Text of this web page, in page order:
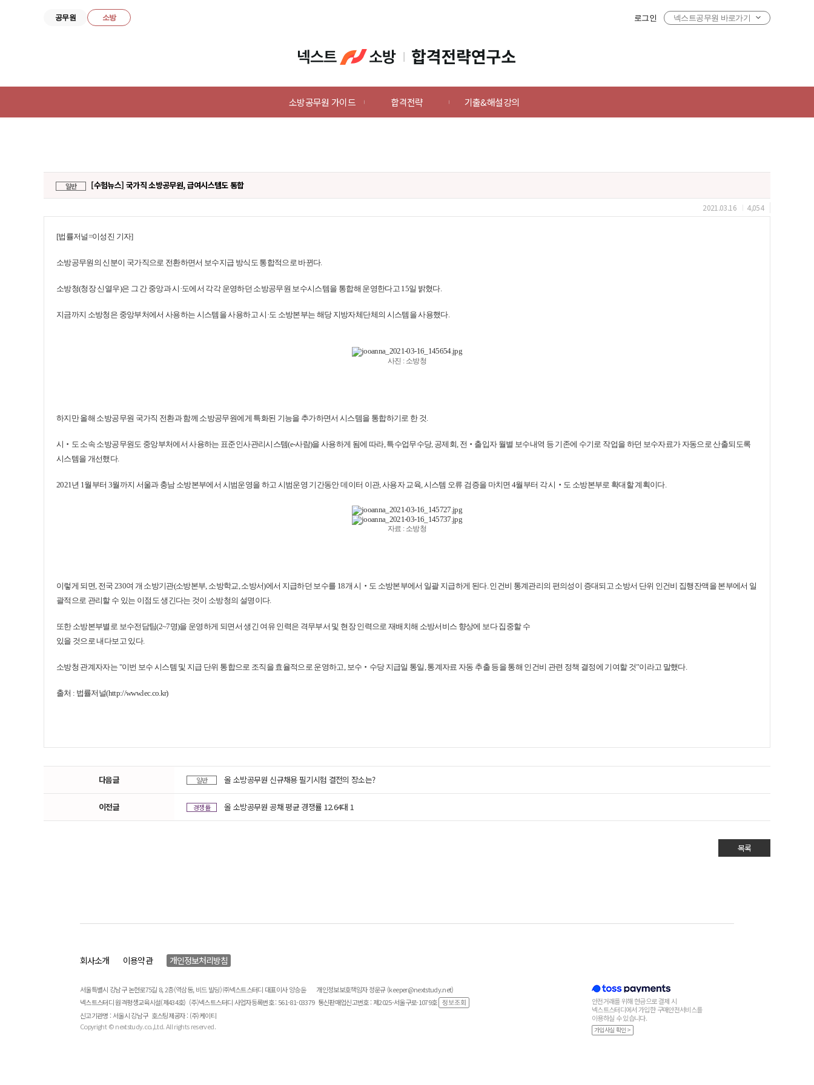
공무원 소방 로그인 넥스트공무원 바로가기
트
소방공무원 가이드 합격전략 기출&해설강의
일반 [수험뉴스] 국가직 소방공무원, 급여시스템도 통합
2021.03.16 4,054
[법률저널=이성진 기자]
소방공무원의 신분이 국가직으로 전환하면서 보수지급 방식도 통합적으로 바뀐다.
소방청(청장 신열우)은 그 간 중앙과 시·도에서 각각 운영하던 소방공무원 보수시스템을 통합해 운영한다고 15일 밝혔다.
지금까지 소방청은 중앙부처에서 사용하는 시스템을 사용하고 시·도 소방본부는 해당 지방자체단체의 시스템을 사용했다.
사진 : 소방청
하지만 올해 소방공무원 국가직 전환과 함께 소방공무원에게 특화된 기능을 추가하면서 시스템을 통합하기로 한 것.
시‧도 소속 소방공무원도 중앙부처에서 사용하는 표준인사관리시스템(e-사람)을 사용하게 됨에 따라, 특수업무수당, 공제회, 전‧출입자 월별 보수내역 등 기존에 수기로 작업을 하던 보수자료가 자동으로 산출되도록
시스템을 개선했다.
2021년 1월부터 3월까지 서울과 충남 소방본부에서 시범운영을 하고 시범운영 기간동안 데이터 이관, 사용자 교육, 시스템 오류 검증을 마치면 4월부터 각 시‧도 소방본부로 확대할 계획이다.
자료 : 소방청
이렇게 되면, 전국 230여 개 소방기관(소방본부, 소방학교, 소방서)에서 지급하던 보수를 18개 시‧도 소방본부에서 일괄 지급하게 된다. 인건비 통계관리의 편의성이 증대되고 소방서 단위 인건비 집행잔액을 본부에서 일
괄적으로 관리할 수 있는 이점도 생긴다는 것이 소방청의 설명이다.
또한 소방본부별로 보수전담팀(2~7명)을 운영하게 되면서 생긴 여유 인력은 격무부서 및 현장 인력으로 재배치해 소방서비스 향상에 보다 집중할 수
있을 것으로 내다보고 있다.
소방청 관계자자는 "이번 보수 시스템 및 지급 단위 통합으로 조직을 효율적으로 운영하고, 보수‧수당 지급일 통일, 통계자료 자동 추출 등을 통해 인건비 관련 정책 결정에 기여할 것”이라고 말했다.
출처 : 법률저널(http://www.lec.co.kr)
다음글 일반 올 소방공무원 신규채용 필기시험 결전의 장소는?
이전글 경쟁률 올 소방공무원 공채 평균 경쟁률 12.64대 1
목록
회사소개 이용약관 개인정보처리방침
서울특별시 강남구 논현로75길 8, 2층(역삼동, 비드 빌딩) ㈜넥스트스터디 대표이사 양승윤
개인정보보호책임자 정운규 (keeper@nextstudy.net)
넥스트스터디 원격평생교육시설(제434호) (주)넥스트스터디 사업자등록번호 : 561-81-03379 통신판매업신고번호 : 제2025-서울구로-1079호
신고기관명 : 서울시 강남구 호스팅제공자 : (주)케이티
Copyright © nextstudy.co.,Ltd. All rights reserved.
안전거래를 위해 현금으로 결제 시
넥스트스터디에서 가입한 구매안전서비스를
이용하실 수 있습니다.
가입사실 확인 >